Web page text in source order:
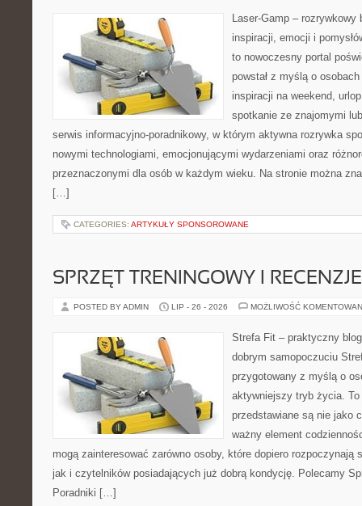
Laser-Gamp – rozrywkowy
inspiracji, emocji i
to nowoczesny portal
powstał z myślą o
inspiracji na weekend,
spotkanie ze znajomymi
serwis informacyjno-poradnikowy, w którym aktywna rozrywka
nowymi technologiami, emocjonującymi wydarzeniami oraz
przeznaczonymi dla osób w każdym wieku. Na stronie można
[…]
CATEGORIES: ARTYKUŁY SPONSOROWANE
SPRZĘT TRENINGOWY I RECENZJE
POSTED BY ADMIN LIP - 26 - 2026 MOŻLIWOŚĆ
Strefa Fit – praktyczny
dobrym samopoczuciu
przygotowany z myślą o
aktywniejszy tryb życia.
przedstawiane są nie jako
ważny element
mogą zainteresować zarówno osoby, które dopiero rozpoczynają
jak i czytelników posiadających już dobrą kondycję. Polecamy
Poradniki […]